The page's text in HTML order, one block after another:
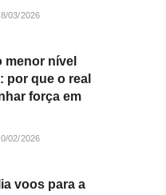
03/2026
menor nível
por que o real
força em
02/2026
voos para a